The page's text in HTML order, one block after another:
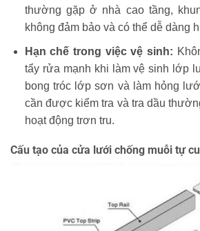
thường gặp ở nhà cao tầng,
không đảm bảo và có thể dễ dàng
Hạn chế trong việc vệ sinh:
tẩy rửa mạnh khi làm vệ sinh lớp
bong tróc lớp sơn và làm hỏng
cần được kiểm tra và tra dầu
hoạt động trơn tru.
Cấu tạo của cửa lưới chống muỗi tự